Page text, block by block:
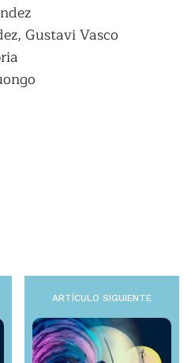
Gustavi Vasco
ARTÍCULO SIGUIENTE